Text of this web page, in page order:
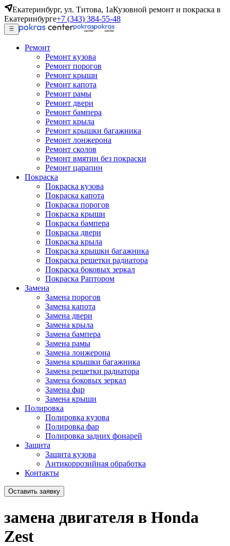
Екатеринбург, ул. Титова, 1аКузовной ремонт и покраска в
Екатеринбурге+7 (343) 384-55-48
Ремонт
Ремонт кузова
Ремонт порогов
Ремонт крыши
Ремонт капота
Ремонт рамы
Ремонт двери
Ремонт бампера
Ремонт крыла
Ремонт крышки багажника
Ремонт лонжерона
Ремонт сколов
Ремонт вмятин без покраски
Ремонт царапин
Покраска
Покраска кузова
Покраска капота
Покраска порогов
Покраска крыши
Покраска бампера
Покраска двери
Покраска крыла
Покраска крышки багажника
Покраска решетки радиатора
Покраска боковых зеркал
Покраска Раптором
Замена
Замена порогов
Замена капота
Замена двери
Замена крыла
Замена бампера
Замена рамы
Замена лонжерона
Замена крышки багажника
Замена решетки радиатора
Замена боковых зеркал
Замена фар
Замена крыши
Полировка
Полировка кузова
Полировка фар
Полировка задних фонарей
Защита
Защита кузова
Антикоррозийная обработка
Контакты
Оставить заявку
замена двигателя в Honda
Zest